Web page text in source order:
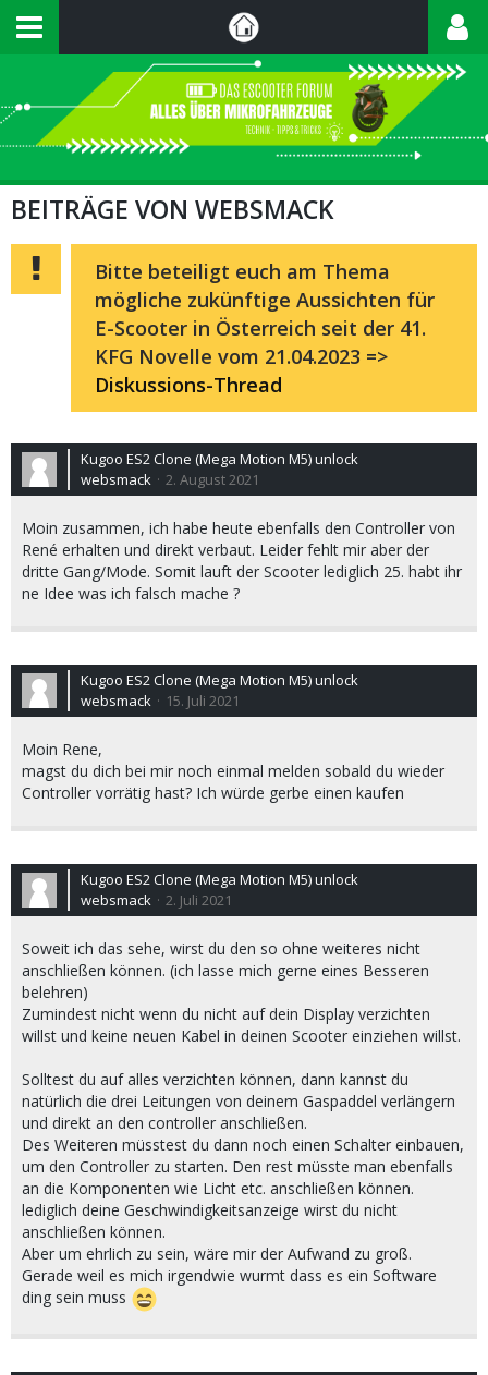
BEITRÄGE VON WEBSMACK
Bitte beteiligt euch am Thema
mögliche zukünftige Aussichten für
E-Scooter in Österreich seit der 41.
KFG Novelle vom 21.04.2023 =>
Diskussions-Thread
Kugoo ES2 Clone (Mega Motion M5) unlock
websmack
2. August 2021
Moin zusammen, ich habe heute ebenfalls den Controller von
René erhalten und direkt verbaut. Leider fehlt mir aber der
dritte Gang/Mode. Somit lauft der Scooter lediglich 25. habt ihr
ne Idee was ich falsch mache ?
Kugoo ES2 Clone (Mega Motion M5) unlock
websmack
15. Juli 2021
Moin Rene,
magst du dich bei mir noch einmal melden sobald du wieder
Controller vorrätig hast? Ich würde gerbe einen kaufen
Kugoo ES2 Clone (Mega Motion M5) unlock
websmack
2. Juli 2021
Soweit ich das sehe, wirst du den so ohne weiteres nicht
anschließen können. (ich lasse mich gerne eines Besseren
belehren)
Zumindest nicht wenn du nicht auf dein Display verzichten
willst und keine neuen Kabel in deinen Scooter einziehen willst.
Solltest du auf alles verzichten können, dann kannst du
natürlich die drei Leitungen von deinem Gaspaddel verlängern
und direkt an den controller anschließen.
Des Weiteren müsstest du dann noch einen Schalter einbauen,
um den Controller zu starten. Den rest müsste man ebenfalls
an die Komponenten wie Licht etc. anschließen können.
lediglich deine Geschwindigkeitsanzeige wirst du nicht
anschließen können.
Aber um ehrlich zu sein, wäre mir der Aufwand zu groß.
Gerade weil es mich irgendwie wurmt dass es ein Software
ding sein muss